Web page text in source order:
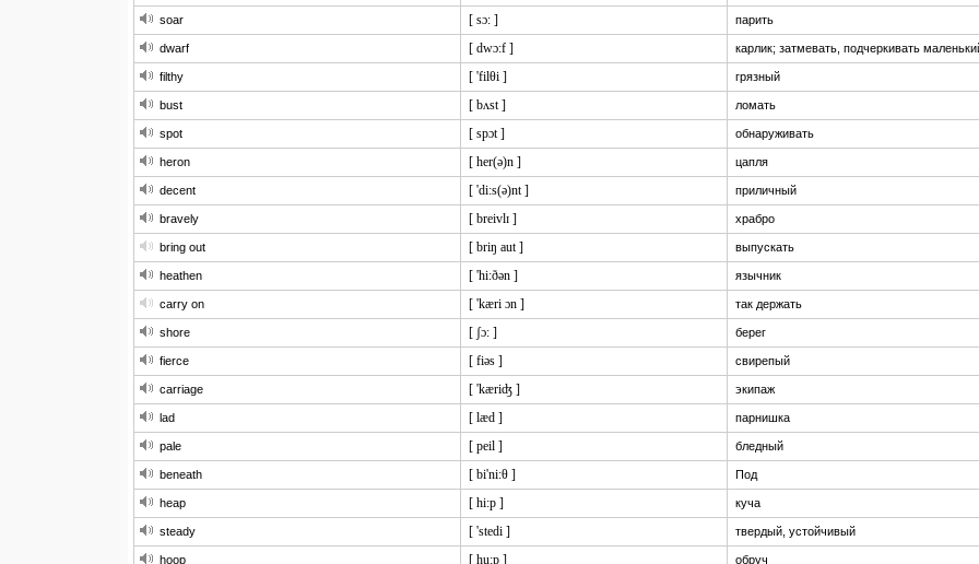
soar [ sɔ: ] парить
dwarf [ dwɔ:f ] карлик; затмевать, подчеркивать
filthy [ 'filθi ] грязный
bust [ bʌst ] ломать
spot [ spɔt ] обнаруживать
heron [ her(ə)n ] цапля
decent [ 'di:s(ə)nt ] приличный
bravely [ breivlɪ ] храбро
bring out [ briŋ aut ] выпускать
heathen [ 'hi:ðən ] язычник
carry on [ 'kæri ɔn ] так держать
shore [ ʃɔ: ] берег
fierce [ fiəs ] свирепый
carriage [ 'kæriʤ ] экипаж
lad [ læd ] парнишка
pale [ peil ] бледный
beneath [ bi'ni:θ ] Под
heap [ hi:p ] куча
steady [ 'stedi ] твердый, устойчивый
hoop [ hu:p ] обруч